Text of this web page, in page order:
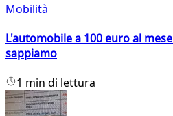
Mobilità
L'automobile a 100 euro al
sappiamo
1 min di lettura